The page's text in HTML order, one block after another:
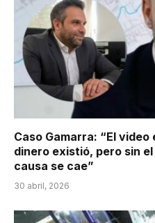
Caso Gamarra: “El
dinero existió, pero sin
causa se cae”
30 abril, 2026